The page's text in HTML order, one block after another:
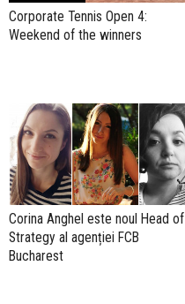
Corporate Tennis Open 4:
Weekend of the winners
Corina Anghel este noul Head of
Strategy al agenției FCB
Bucharest